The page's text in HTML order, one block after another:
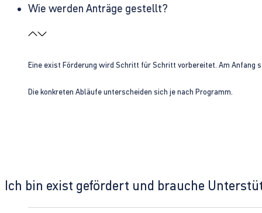
Wie werden Anträge gestellt?
Eine exist Förderung wird Schritt für Schritt vorbereitet. Am Anfang
Die konkreten Abläufe unterscheiden sich je nach Programm.
Ich bin exist gefördert und brauche